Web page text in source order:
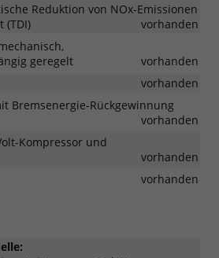
Reduktion von NOx-Emissionen
(TDI)
vorhanden
geregelt
vorhanden
vorhanden
Bremsenergie-Rückgewinnung
vorhanden
Kompressor und
vorhanden
vorhanden